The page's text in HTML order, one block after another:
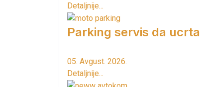
Detaljnije...
Parking servis da
05. Avgust. 2026.
Detaljnije...